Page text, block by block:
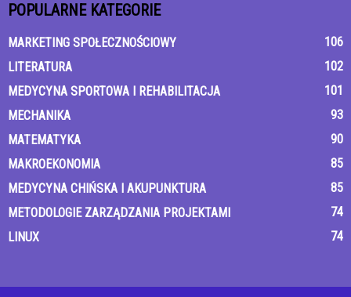
POPULARNE KATEGORIE
MARKETING SPOŁECZNOŚCIOWY
106
LITERATURA
102
MEDYCYNA SPORTOWA I REHABILITACJA
101
MECHANIKA
93
MATEMATYKA
90
MAKROEKONOMIA
85
MEDYCYNA CHIŃSKA I AKUPUNKTURA
85
METODOLOGIE ZARZĄDZANIA PROJEKTAMI
74
LINUX
74